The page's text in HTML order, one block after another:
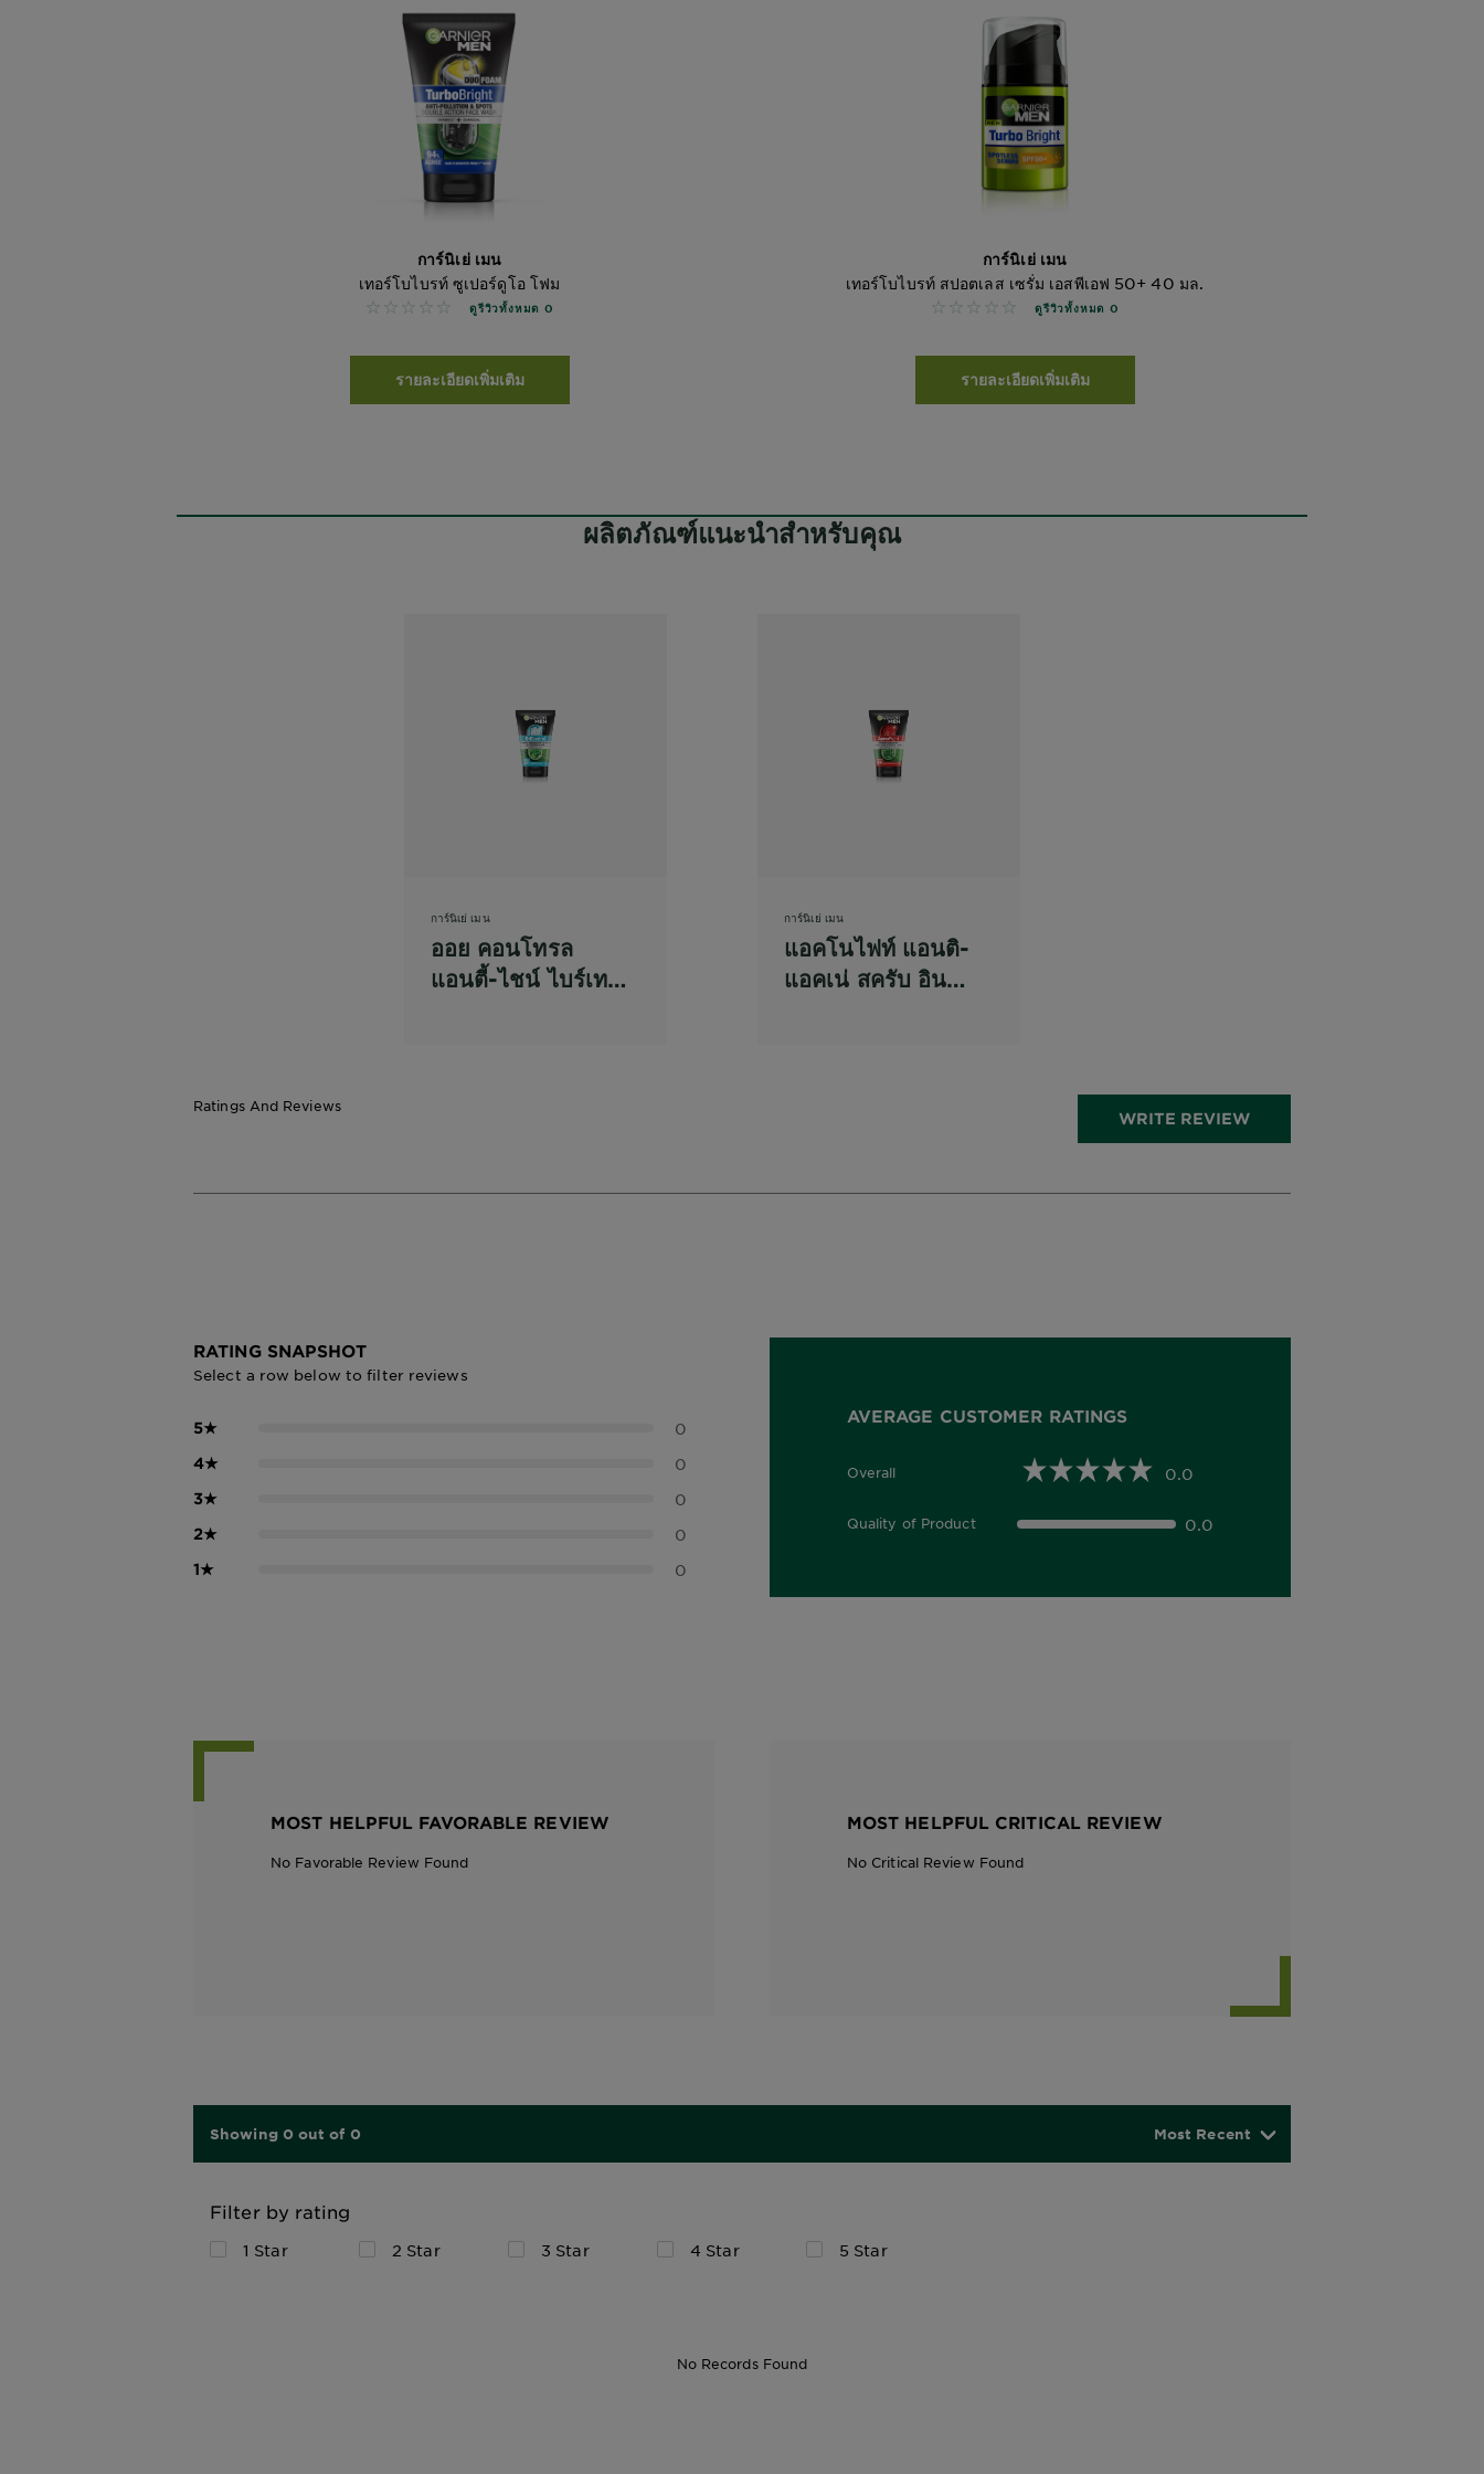
การ์นิเย่ เมน
เทอร์โบไบรท์ ซูเปอร์ดูโอ โฟม
No reviews ดูรีวิวทั้งหมด 0
รายละเอียดเพิ่มเติม
การ์นิเย่ เมน
เทอร์โบไบรท์ สปอตเลส เซรั่ม เอสพีเอฟ 50+ 40 มล.
No reviews ดูรีวิวทั้งหมด 0
รายละเอียดเพิ่มเติม
ผลิตภัณฑ์แนะนำสำหรับคุณ
การ์นิเย่ เมน
ออย คอนโทรล
แอนตี้-ไชน์ ไบร์เทน
การ์นิเย่ เมน
แอคโนไฟท์ แอนติ-
แอคเน่ สครับ อิน
Ratings And Reviews
WRITE REVIEW
RATING SNAPSHOT
Select a row below to filter reviews
5★ 0
4★ 0
3★ 0
2★ 0
1★ 0
AVERAGE CUSTOMER RATINGS
Overall
0.0 out of 5 stars 0.0
Quality of Product
0.0 out of 5 stars 0.0
MOST HELPFUL FAVORABLE REVIEW
No Favorable Review Found
MOST HELPFUL CRITICAL REVIEW
No Critical Review Found
Showing 0 out of 0 Most Recent
Filter by rating
1 Star 2 Star 3 Star 4 Star 5 Star
No Records Found